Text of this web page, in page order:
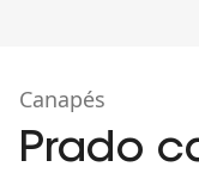
Canapés
Prado